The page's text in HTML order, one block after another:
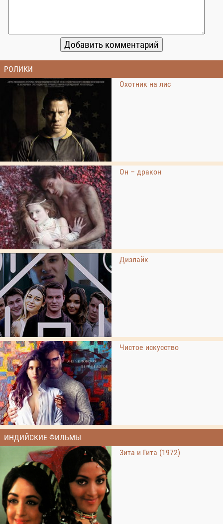
РОЛИКИ
Охотник на лис
Он – дракон
Дизлайк
Чистое искусство
ИНДИЙСКИЕ ФИЛЬМЫ
Зита и Гита (1972)